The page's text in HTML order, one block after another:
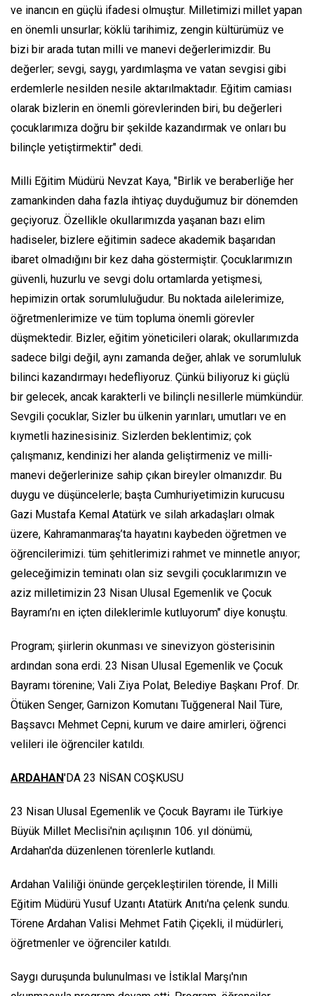
ve inancın en güçlü ifadesi olmuştur. Milletimizi millet yapan
en önemli unsurlar; köklü tarihimiz, zengin kültürümüz ve
bizi bir arada tutan milli ve manevi değerlerimizdir. Bu
değerler; sevgi, saygı, yardımlaşma ve vatan sevgisi gibi
erdemlerle nesilden nesile aktarılmaktadır. Eğitim camiası
olarak bizlerin en önemli görevlerinden biri, bu değerleri
çocuklarımıza doğru bir şekilde kazandırmak ve onları bu
bilinçle yetiştirmektir" dedi.
Milli Eğitim Müdürü Nevzat Kaya, "Birlik ve beraberliğe her
zamankinden daha fazla ihtiyaç duyduğumuz bir dönemden
geçiyoruz. Özellikle okullarımızda yaşanan bazı elim
hadiseler, bizlere eğitimin sadece akademik başarıdan
ibaret olmadığını bir kez daha göstermiştir. Çocuklarımızın
güvenli, huzurlu ve sevgi dolu ortamlarda yetişmesi,
hepimizin ortak sorumluluğudur. Bu noktada ailelerimize,
öğretmenlerimize ve tüm topluma önemli görevler
düşmektedir. Bizler, eğitim yöneticileri olarak; okullarımızda
sadece bilgi değil, aynı zamanda değer, ahlak ve sorumluluk
bilinci kazandırmayı hedefliyoruz. Çünkü biliyoruz ki güçlü
bir gelecek, ancak karakterli ve bilinçli nesillerle mümkündür.
Sevgili çocuklar, Sizler bu ülkenin yarınları, umutları ve en
kıymetli hazinesisiniz. Sizlerden beklentimiz; çok
çalışmanız, kendinizi her alanda geliştirmeniz ve milli-
manevi değerlerinize sahip çıkan bireyler olmanızdır. Bu
duygu ve düşüncelerle; başta Cumhuriyetimizin kurucusu
Gazi Mustafa Kemal Atatürk ve silah arkadaşları olmak
üzere, Kahramanmaraş’ta hayatını kaybeden öğretmen ve
öğrencilerimizi. tüm şehitlerimizi rahmet ve minnetle anıyor;
geleceğimizin teminatı olan siz sevgili çocuklarımızın ve
aziz milletimizin 23 Nisan Ulusal Egemenlik ve Çocuk
Bayramı’nı en içten dileklerimle kutluyorum" diye konuştu.
Program; şiirlerin okunması ve sinevizyon gösterisinin
ardından sona erdi. 23 Nisan Ulusal Egemenlik ve Çocuk
Bayramı törenine; Vali Ziya Polat, Belediye Başkanı Prof. Dr.
Ötüken Senger, Garnizon Komutanı Tuğgeneral Nail Türe,
Başsavcı Mehmet Cepni, kurum ve daire amirleri, öğrenci
velileri ile öğrenciler katıldı.
ARDAHAN'DA 23 NİSAN COŞKUSU
23 Nisan Ulusal Egemenlik ve Çocuk Bayramı ile Türkiye
Büyük Millet Meclisi'nin açılışının 106. yıl dönümü,
Ardahan'da düzenlenen törenlerle kutlandı.
Ardahan Valiliği önünde gerçekleştirilen törende, İl Milli
Eğitim Müdürü Yusuf Uzantı Atatürk Anıtı'na çelenk sundu.
Törene Ardahan Valisi Mehmet Fatih Çiçekli, il müdürleri,
öğretmenler ve öğrenciler katıldı.
Saygı duruşunda bulunulması ve İstiklal Marşı'nın